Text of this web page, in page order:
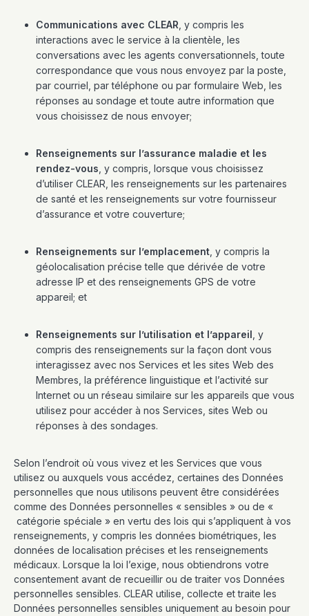
Communications avec CLEAR , y compris les
interactions avec le service à la clientèle, les
conversations avec les agents conversationnels, toute
correspondance que vous nous envoyez par la poste,
par courriel, par téléphone ou par formulaire Web, les
réponses au sondage et toute autre information que
vous choisissez de nous envoyer;
Renseignements sur l’assurance maladie et les
rendez-vous , y compris, lorsque vous choisissez
d’utiliser CLEAR, les renseignements sur les partenaires
de santé et les renseignements sur votre fournisseur
d’assurance et votre couverture;
Renseignements sur l’emplacement , y compris la
géolocalisation précise telle que dérivée de votre
adresse IP et des renseignements GPS de votre
appareil; et
Renseignements sur l’utilisation et l’appareil , y
compris des renseignements sur la façon dont vous
interagissez avec nos Services et les sites Web des
Membres, la préférence linguistique et l’activité sur
Internet ou un réseau similaire sur les appareils que vous
utilisez pour accéder à nos Services, sites Web ou
réponses à des sondages.
Selon l’endroit où vous vivez et les Services que vous
utilisez ou auxquels vous accédez, certaines des Données
personnelles que nous utilisons peuvent être considérées
comme des Données personnelles « sensibles » ou de «
catégorie spéciale » en vertu des lois qui s’appliquent à vos
renseignements, y compris les données biométriques, les
données de localisation précises et les renseignements
médicaux. Lorsque la loi l’exige, nous obtiendrons votre
consentement avant de recueillir ou de traiter vos Données
personnelles sensibles. CLEAR utilise, collecte et traite les
Données personnelles sensibles uniquement au besoin pour